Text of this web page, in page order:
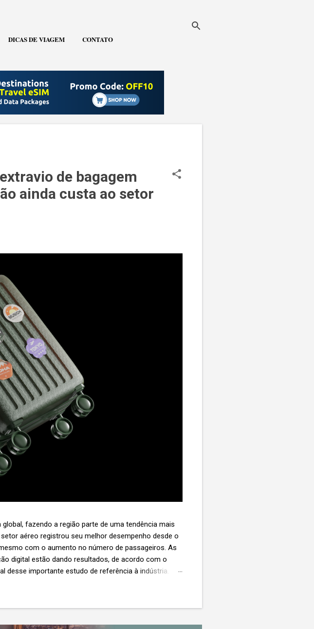
DICAS DE VIAGEM CONTATO
de bagagem
ainda custa ao setor
fazendo a região parte de uma tendência mais
aéreo registrou seu melhor desempenho desde o
com o aumento no número de passageiros. As
digital estão dando resultados, de acordo com o
desse importante estudo de referência à indústria. (©
anula o lucro de mais de 30 assentos vendidos,